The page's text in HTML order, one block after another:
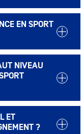
EN SPORT
NIVEAU
ET
?